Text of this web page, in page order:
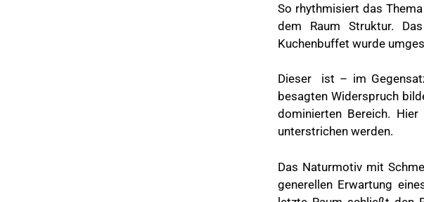
So rhythmisiert das
dem Raum Struktur.
Kuchenbuffet wurde
Dieser ist – im
besagten Widerspruch
dominierten Bereich.
unterstrichen werden.
Das Naturmotiv mit
generellen Erwartung